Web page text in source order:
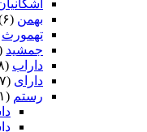
بهمن (۶)
تهمورث
جمشید
داراب (۸)
دارای (۷)
رستم (۵۱)